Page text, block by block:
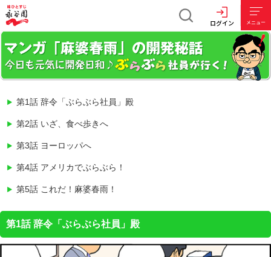
ログイン メニュー
第1話 辞令「ぶらぶら社員」殿
第2話 いざ、食べ歩きへ
第3話 ヨーロッパへ
第4話 アメリカでぶらぶら！
第5話 これだ！麻婆春雨！
第1話 辞令「ぶらぶら社員」殿